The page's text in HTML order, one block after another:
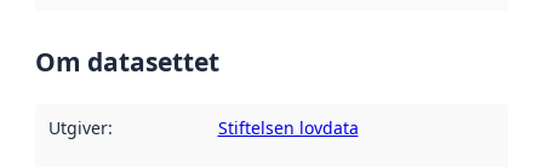
Om datasettet
Utgiver: Stiftelsen lovdata